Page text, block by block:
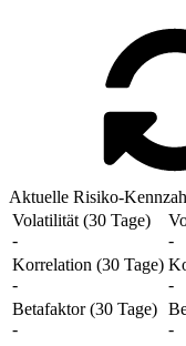
Aktuelle Risiko-
Volatilität (30 Tage)
-
-
Korrelation (30 Tage)
-
-
Betafaktor (30 Tage)
-
-